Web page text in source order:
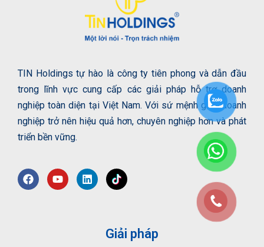
TIN Holdings tự hào là công ty tiên phong và dẫn đầu
trong lĩnh vực cung cấp các giải pháp hỗ trợ doanh
nghiệp toàn diện tại Việt Nam. Với sứ mệnh giúp doanh
nghiệp trở nên hiệu quả hơn, chuyên nghiệp hơn và phát
triển bền vững.
Giải pháp